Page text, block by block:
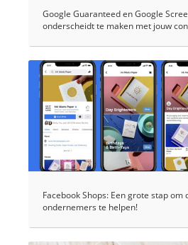
Google Guaranteed en Google
onderscheidt te maken met jouw
Facebook Shops: Een grote stap om
ondernemers te helpen!